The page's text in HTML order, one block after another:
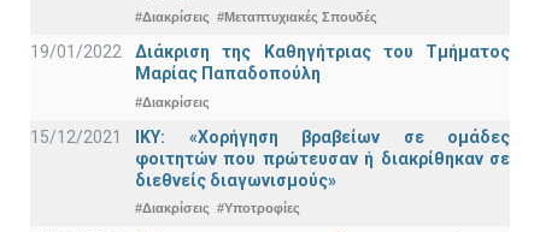
#Διακρίσεις #Μεταπτυχιακές Σπουδές
19/01/2022
Διάκριση της Καθηγήτριας του Τμήματος
Μαρίας Παπαδοπούλη
#Διακρίσεις
15/12/2021
IKY: «Χορήγηση βραβείων σε ομάδες
φοιτητών που πρώτευσαν ή διακρίθηκαν σε
διεθνείς διαγωνισμούς»
#Διακρίσεις #Υποτροφίες